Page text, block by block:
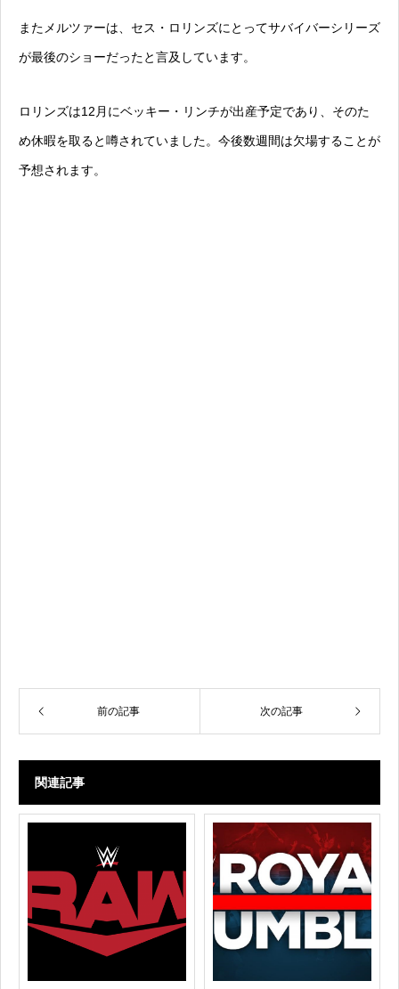
またメルツァーは、セス・ロリンズにとってサバイバーシリーズ
が最後のショーだったと言及しています。
ロリンズは12月にベッキー・リンチが出産予定であり、そのた
め休暇を取ると噂されていました。今後数週間は欠場することが
予想されます。
前の記事 次の記事
関連記事